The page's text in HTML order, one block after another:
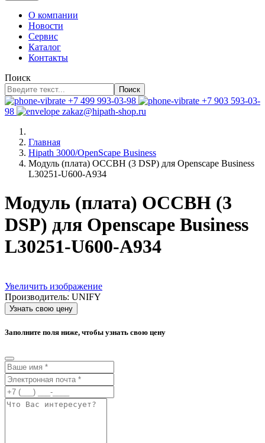
О компании
Новости
Сервис
Каталог
Контакты
Поиск
Поиск
+7 499 993-03-98
+7 903 593-03-
98
zakaz@hipath-shop.ru
Главная
Hipath 3000/OpenScape Business
Модуль (плата) OCCBH (3 DSP) для Openscape Business
L30251-U600-A934
Модуль (плата) OCCBH (3
DSP) для Openscape Business
L30251-U600-A934
Увеличить изображение
Производитель: UNIFY
Узнать свою цену
Заполните поля ниже, чтобы узнать свою цену